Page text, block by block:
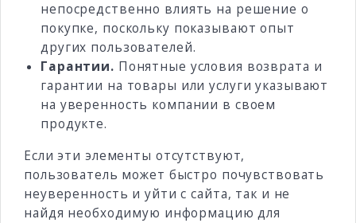
непосредственно влиять на решение о
покупке, поскольку показывают опыт
других пользователей.
Гарантии. Понятные условия возврата и
гарантии на товары или услуги указывают
на уверенность компании в своем
продукте.
Если эти элементы отсутствуют,
пользователь может быстро почувствовать
неуверенность и уйти с сайта, так и не
найдя необходимую информацию для